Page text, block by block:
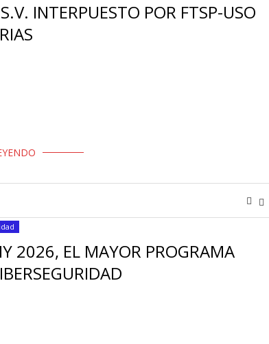
INTERPUESTO POR FTSP-USO
2026, EL MAYOR PROGRAMA